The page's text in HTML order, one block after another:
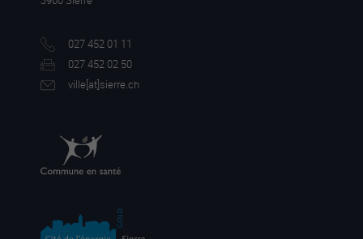
027 452 01 11
027 452 02 50
ville[at]sierre.ch